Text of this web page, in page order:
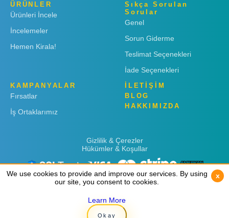
ÜRÜNLER
Ürünleri İncele
İncelemeler
Hemen Kirala!
Sıkça Sorulan
Sorular
Genel
Sorun Giderme
Teslimat Seçenekleri
İade Seçenekleri
KAMPANYALAR
Fırsatlar
İş Ortaklarımız
İLETİŞİM
BLOG
HAKKIMIZDA
Gizlilik & Çerezler
Hükümler & Koşullar
Copyright © 2019 Rent 'n Connect
We use cookies to provide and improve our services. By using
our site, you consent to cookies.
Learn More
Okay
x
We use cookies to provide and improve our services. By using
our site, you consent to cookies.
Learn More
Okay
x